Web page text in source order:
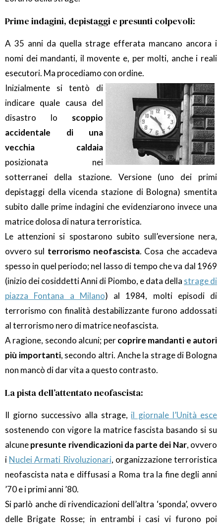
Prime indagini, depistaggi e presunti colpevoli:
A 35 anni da quella strage efferata mancano ancora i
nomi dei mandanti, il movente e, per molti, anche i reali
esecutori. Ma procediamo con ordine.
Inizialmente si tentò di
indicare quale causa del
disastro lo scoppio
accidentale di una
vecchia caldaia
posizionata nei
sotterranei della stazione. Versione (uno dei primi
depistaggi della vicenda stazione di Bologna) smentita
subito dalle prime indagini che evidenziarono invece una
matrice dolosa di natura terroristica.
Le attenzioni si spostarono subito sull’eversione nera,
ovvero sul terrorismo neofascista. Cosa che accadeva
spesso in quel periodo; nel lasso di tempo che va dal 1969
(inizio dei cosiddetti Anni di Piombo, e data della strage di
piazza Fontana a Milano) al 1984, molti episodi di
terrorismo con finalità destabilizzante furono addossati
al terrorismo nero di matrice neofascista.
A ragione, secondo alcuni; percoprire mandanti e autori
più importanti, secondo altri. Anche la strage di Bologna
non mancò di dar vita a questo contrasto.
La pista dell’attentato neofascista:
Il giorno successivo alla strage, il giornale l’Unità esce
sostenendo con vigore la matrice fascista basando si su
alcunepresunte rivendicazioni da parte dei Nar, ovvero
i Nuclei Armati Rivoluzionari, organizzazione terroristica
neofascista nata e diffusasi a Roma tra la fine degli anni
’70 e i primi anni ’80.
Si parlò anche di rivendicazioni dell’altra ‘sponda’, ovvero
delle Brigate Rosse; in entrambi i casi vi furono poi